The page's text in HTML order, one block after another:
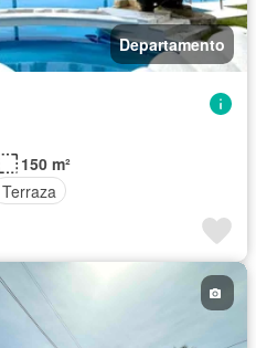
Departamento
150 m²
Terraza